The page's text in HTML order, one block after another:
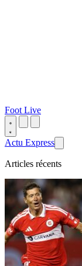
Foot Live
Actu Express
Articles récents